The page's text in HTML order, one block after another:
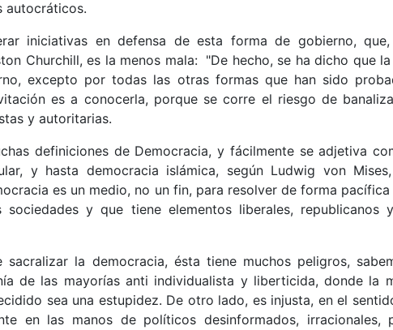
autocráticos.
iniciativas en defensa de esta forma de gobierno,
Churchill, es la menos mala: "De hecho, se ha dicho que
excepto por todas las otras formas que han sido
es a conocerla, porque se corre el riesgo de
y autoritarias.
definiciones de Democracia, y fácilmente se adjetiva
y hasta democracia islámica, según Ludwig von
es un medio, no un fin, para resolver de forma
sociedades y que tiene elementos liberales, republicanos
la democracia, ésta tiene muchos peligros,
de las mayorías anti individualista y liberticida, donde la
sea una estupidez. De otro lado, es injusta, en el
en las manos de políticos desinformados, irracionales,